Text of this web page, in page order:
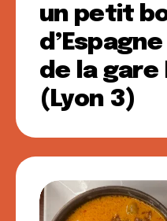
un petit
de la gare
(Lyon 3)